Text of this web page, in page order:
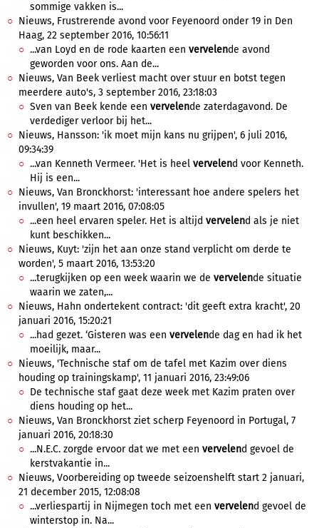
sommige vakken is...
Nieuws, Frustrerende avond voor Feyenoord onder 19 in Den
Haag, 22 september 2016, 10:56:11
...van Loyd en de rode kaarten een vervelende avond
geworden voor ons. Aan de...
Nieuws, Van Beek verliest macht over stuur en botst tegen
meerdere auto's, 3 september 2016, 23:18:03
Sven van Beek kende een vervelende zaterdagavond. De
verdediger verloor bij het...
Nieuws, Hansson: 'ik moet mijn kans nu grijpen', 6 juli 2016,
09:34:39
...van Kenneth Vermeer. 'Het is heel vervelend voor Kenneth.
Hij is een...
Nieuws, Van Bronckhorst: 'interessant hoe andere spelers het
invullen', 19 maart 2016, 07:08:05
...een heel ervaren speler. Het is altijd vervelend als je niet
kunt beschikken...
Nieuws, Kuyt: 'zijn het aan onze stand verplicht om derde te
worden', 5 maart 2016, 13:53:20
...terugkijken op een week waarin we de vervelende situatie
waarin we zaten,...
Nieuws, Hahn ondertekent contract: 'dit geeft extra kracht', 20
januari 2016, 15:20:21
...had gezet. ‘Gisteren was een vervelende dag en had ik het
moeilijk, maar...
Nieuws, 'Technische staf om de tafel met Kazim over diens
houding op trainingskamp', 11 januari 2016, 23:49:06
De technische staf gaat deze week met Kazim praten over
diens houding op het...
Nieuws, Van Bronckhorst ziet scherp Feyenoord in Portugal, 7
januari 2016, 20:18:30
...N.E.C. zorgde ervoor dat we met een vervelend gevoel de
kerstvakantie in...
Nieuws, Voorbereiding op tweede seizoenshelft start 2 januari,
21 december 2015, 12:08:08
...verliespartij in Nijmegen toch met een vervelend gevoel de
winterstop in. Na...